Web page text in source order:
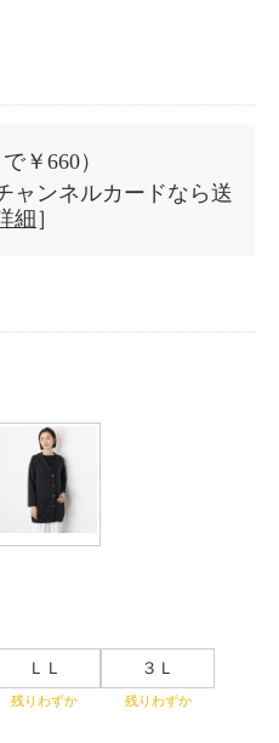
￥660）
ャンネルカードなら送
細 ］
ＬＬ
残りわずか
３Ｌ
残りわずか